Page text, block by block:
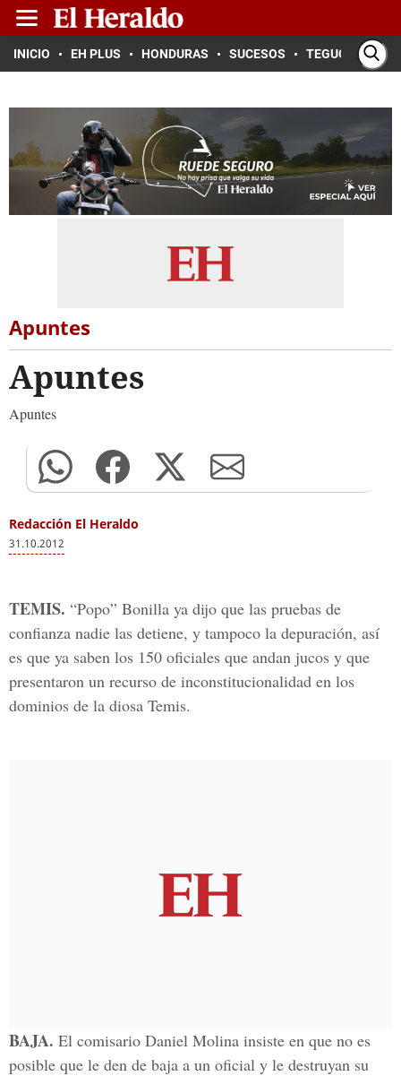
INICIO EH PLUS HONDURAS SUCESOS TEGUCIGALPA
Apuntes
Apuntes
Apuntes
Redacción El Heraldo
31.10.2012
TEMIS. “Popo” Bonilla ya dijo que las pruebas de
confianza nadie las detiene, y tampoco la depuración, así
es que ya saben los 150 oficiales que andan jucos y que
presentaron un recurso de inconstitucionalidad en los
dominios de la diosa Temis.
BAJA. El comisario Daniel Molina insiste en que no es
posible que le den de baja a un oficial y le destruyan su